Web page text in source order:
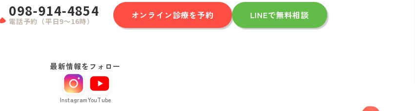
098-914-4854
電話予約（平日9〜16時）
オンライン診療を予約 LINEで無料相談
最新情報をフォロー
InstagramYouTube